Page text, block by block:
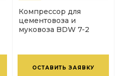
Компрессор для
цементовоза и
муковоза BDW 7-2
ОСТАВИТЬ ЗАЯВКУ